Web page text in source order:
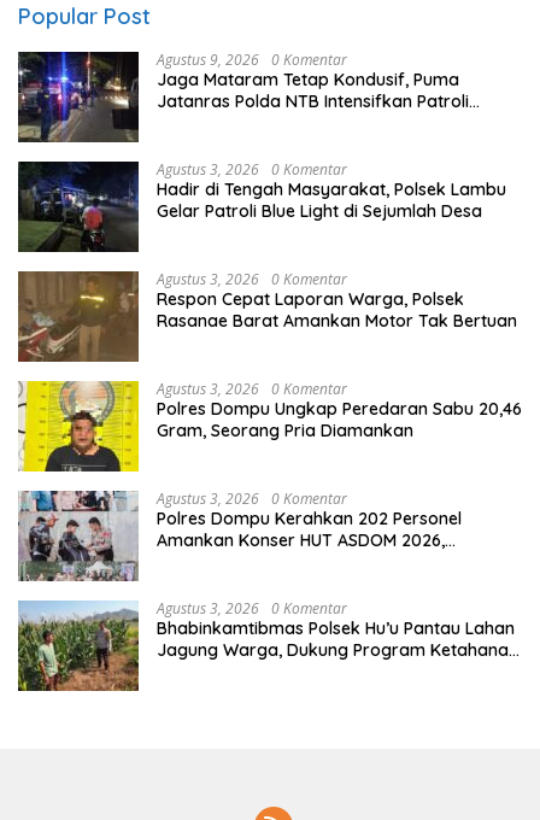
Popular Post
Agustus 9, 2026 0 Komentar
Jaga Mataram Tetap Kondusif, Puma
Jatanras Polda NTB Intensifkan Patroli
Agustus 3, 2026 0 Komentar
Hadir di Tengah Masyarakat, Polsek Lambu
Gelar Patroli Blue Light di Sejumlah Desa
Agustus 3, 2026 0 Komentar
Respon Cepat Laporan Warga, Polsek
Rasanae Barat Amankan Motor Tak Bertuan
Agustus 3, 2026 0 Komentar
Polres Dompu Ungkap Peredaran Sabu 20,46
Gram, Seorang Pria Diamankan
Agustus 3, 2026 0 Komentar
Polres Dompu Kerahkan 202 Personel
Amankan Konser HUT ASDOM 2026,
Agustus 3, 2026 0 Komentar
Bhabinkamtibmas Polsek Hu’u Pantau Lahan
Jagung Warga, Dukung Program Ketahanan